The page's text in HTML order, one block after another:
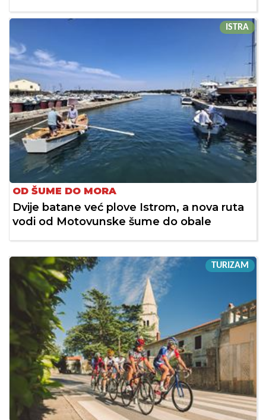
ISTRA
OD ŠUME DO MORA
Dvije batane već plove Istrom, a nova ruta
vodi od Motovunske šume do obale
TURIZAM